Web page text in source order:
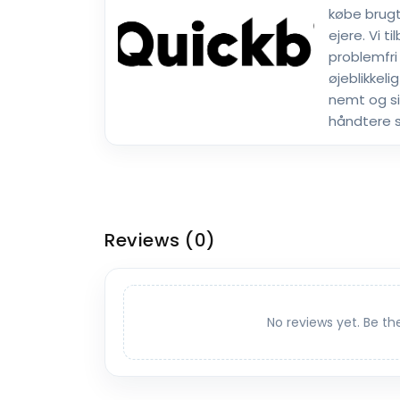
købe
ejere. Vi
nemt og
håndtere
Reviews (0)
No reviews yet. Be